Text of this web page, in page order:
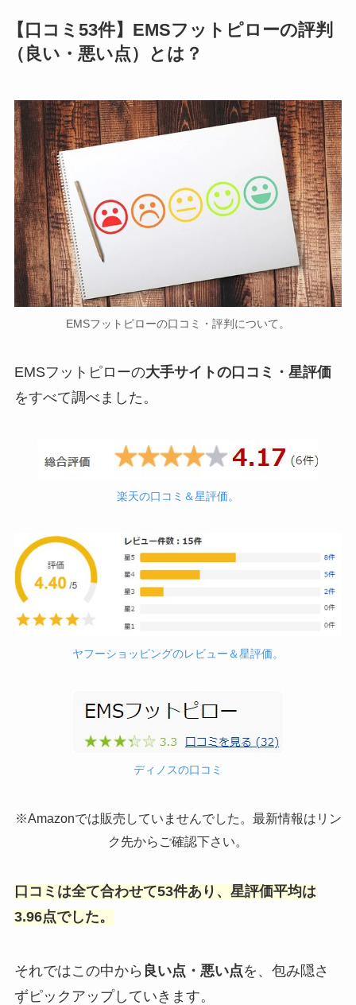
【口コミ53件】EMSフットピローの評判
（良い・悪い点）とは？
EMSフットピローの口コミ・評判について。
EMSフットピローの大手サイトの口コミ・星評価
をすべて調べました。
楽天の口コミ＆星評価。
ヤフーショッピングのレビュー＆星評価。
ディノスの口コミ
※Amazonでは販売していませんでした。最新情報はリン
ク先からご確認下さい。
口コミは全て合わせて53件あり、星評価平均は
3.96点でした。
それではこの中から 良い点・悪い点を、包み隠さ
ずピックアップしていきます。